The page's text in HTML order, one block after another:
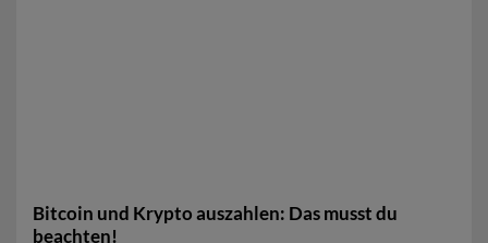
Bitcoin und Krypto auszahlen: Das musst du
beachten!